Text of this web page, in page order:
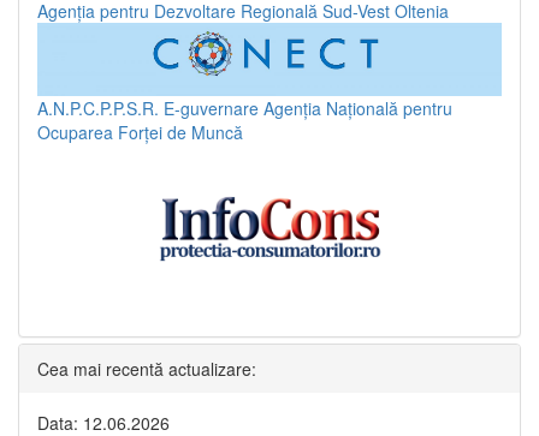
Agenția pentru Dezvoltare Regională Sud-Vest Oltenia
A.N.P.C.P.P.S.R. E-guvernare Agenția Națională pentru
Ocuparea Forței de Muncă
Cea mai recentă actualizare:
Data: 12.06.2026